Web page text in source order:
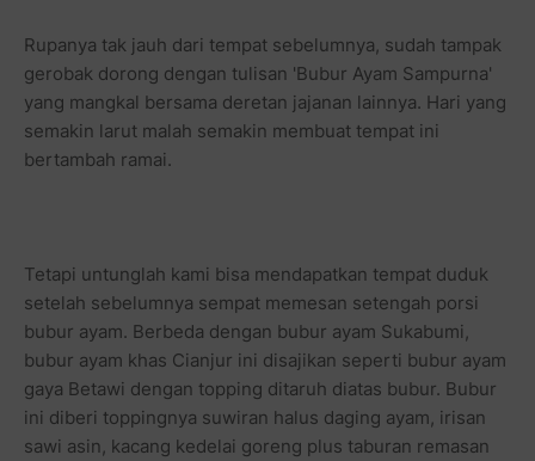
Rupanya tak jauh dari tempat sebelumnya, sudah tampak
gerobak dorong dengan tulisan 'Bubur Ayam Sampurna'
yang mangkal bersama deretan jajanan lainnya. Hari yang
semakin larut malah semakin membuat tempat ini
bertambah ramai.
Tetapi untunglah kami bisa mendapatkan tempat duduk
setelah sebelumnya sempat memesan setengah porsi
bubur ayam. Berbeda dengan bubur ayam Sukabumi,
bubur ayam khas Cianjur ini disajikan seperti bubur ayam
gaya Betawi dengan topping ditaruh diatas bubur. Bubur
ini diberi toppingnya suwiran halus daging ayam, irisan
sawi asin, kacang kedelai goreng plus taburan remasan